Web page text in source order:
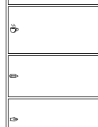
☕
✏
✑